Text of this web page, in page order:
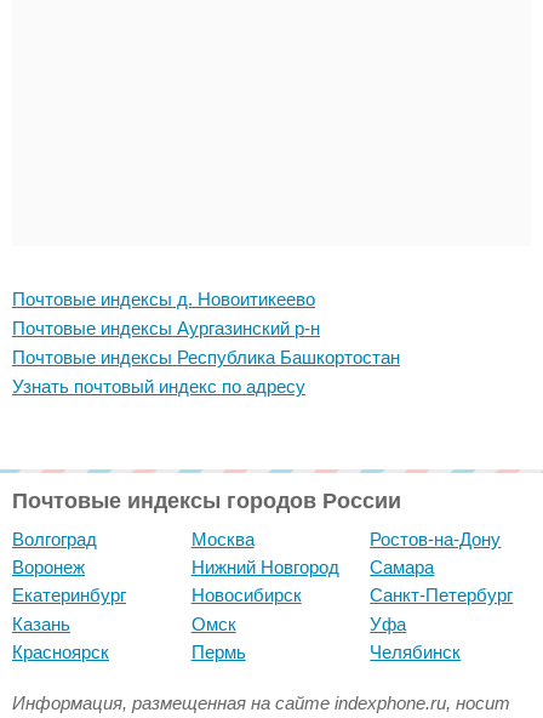
Почтовые индексы д. Новоитикеево
Почтовые индексы Аургазинский р-н
Почтовые индексы Республика Башкортостан
Узнать почтовый индекс по адресу
Почтовые индексы городов России
Волгоград
Воронеж
Екатеринбург
Казань
Красноярск
Москва
Нижний Новгород
Новосибирск
Омск
Пермь
Ростов-на-Дону
Самара
Санкт-Петербург
Уфа
Челябинск
Информация, размещенная на сайте indexphone.ru, носит